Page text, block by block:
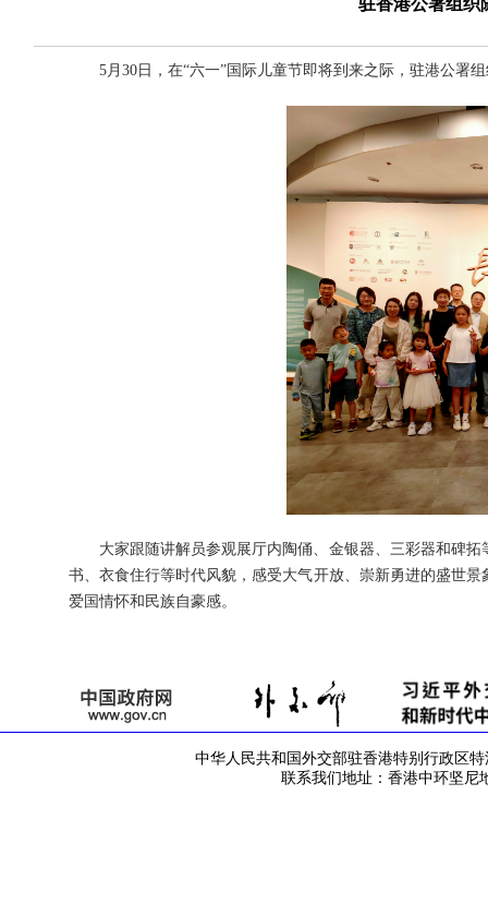
驻香港公署组织
5月30日，在“六一”国际儿童节即将到来之际，驻港公署组
大家跟随讲解员参观展厅内陶俑、金银器、三彩器和碑拓
书、衣食住行等时代风貌，感受大气开放、崇新勇进的盛世
爱国情怀和民族自豪感。
中华人民共和国外交部驻香港特别行政区特
联系我们地址：香港中环坚尼